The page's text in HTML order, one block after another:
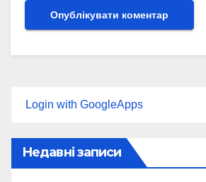
Login with GoogleApps
Недавні записи